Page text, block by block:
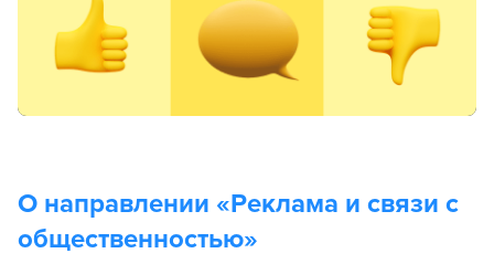
О направлении «Реклама и связи с
общественностью»